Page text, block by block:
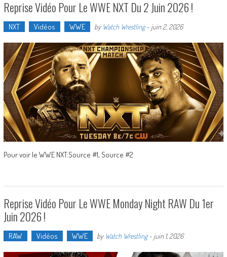
Reprise Vidéo Pour Le WWE NXT Du 2 Juin 2026 !
NXT Vidéos WWE by Watch Wrestling- juin 2, 2026
Pour voir le WWE NXT:Source #1, Source #2
Reprise Vidéo Pour Le WWE Monday Night RAW Du 1er
Juin 2026 !
RAW Vidéos WWE by Watch Wrestling- juin 1, 2026